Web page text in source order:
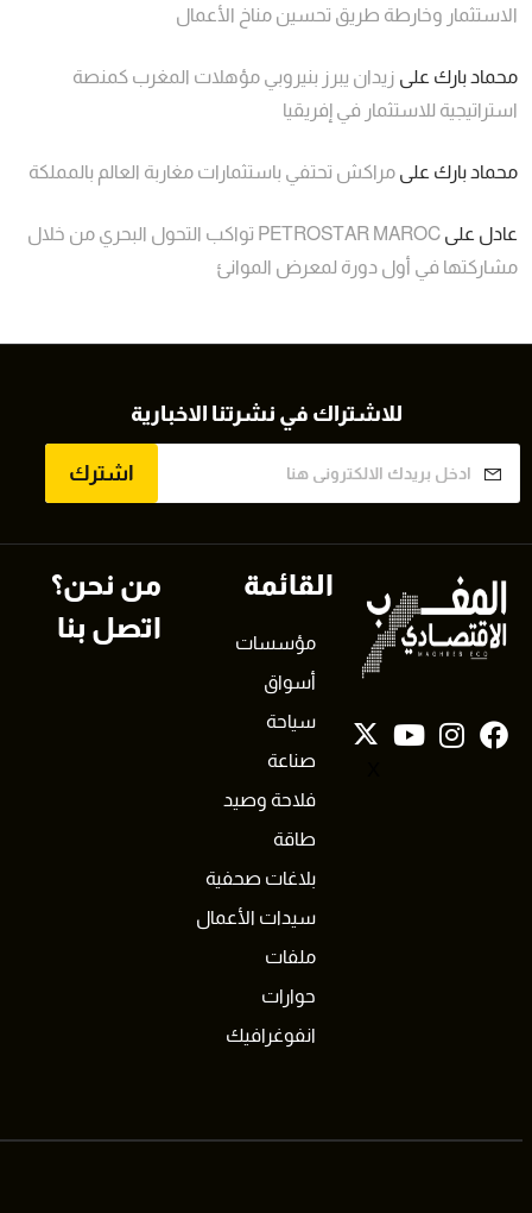
الاستثمار وخارطة طريق تحسين مناخ الأعمال
محماد بارك على زيدان يبرز بنيروبي مؤهلات المغرب كمنصة
استراتيجية للاستثمار في إفريقيا
محماد بارك على مراكش تحتفي باستثمارات مغاربة العالم بالمملكة
عادل على
PETROSTAR MAROC تواكب التحول البحري من خلال
مشاركتها في أول دورة لمعرض الموانئ
للاشتراك في نشرتنا الاخبارية
اشترك
القائمة
مؤسسات
أسواق
سياحة
صناعة
فلاحة وصيد
طاقة
بلاغات صحفية
سيدات الأعمال
ملفات
حوارات
انفوغرافيك
من نحن؟
اتصل بنا